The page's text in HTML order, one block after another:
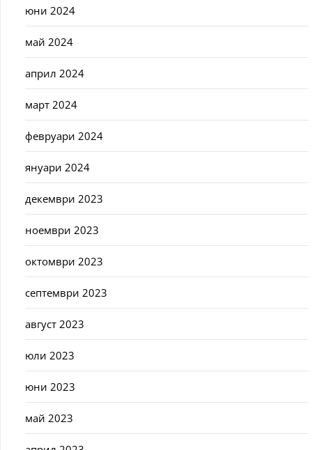
юни 2024
май 2024
април 2024
март 2024
февруари 2024
януари 2024
декември 2023
ноември 2023
октомври 2023
септември 2023
август 2023
юли 2023
юни 2023
май 2023